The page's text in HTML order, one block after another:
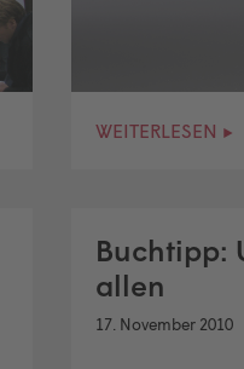
WEITERLESEN ▸
Buchtipp:
allen
17. November 2010